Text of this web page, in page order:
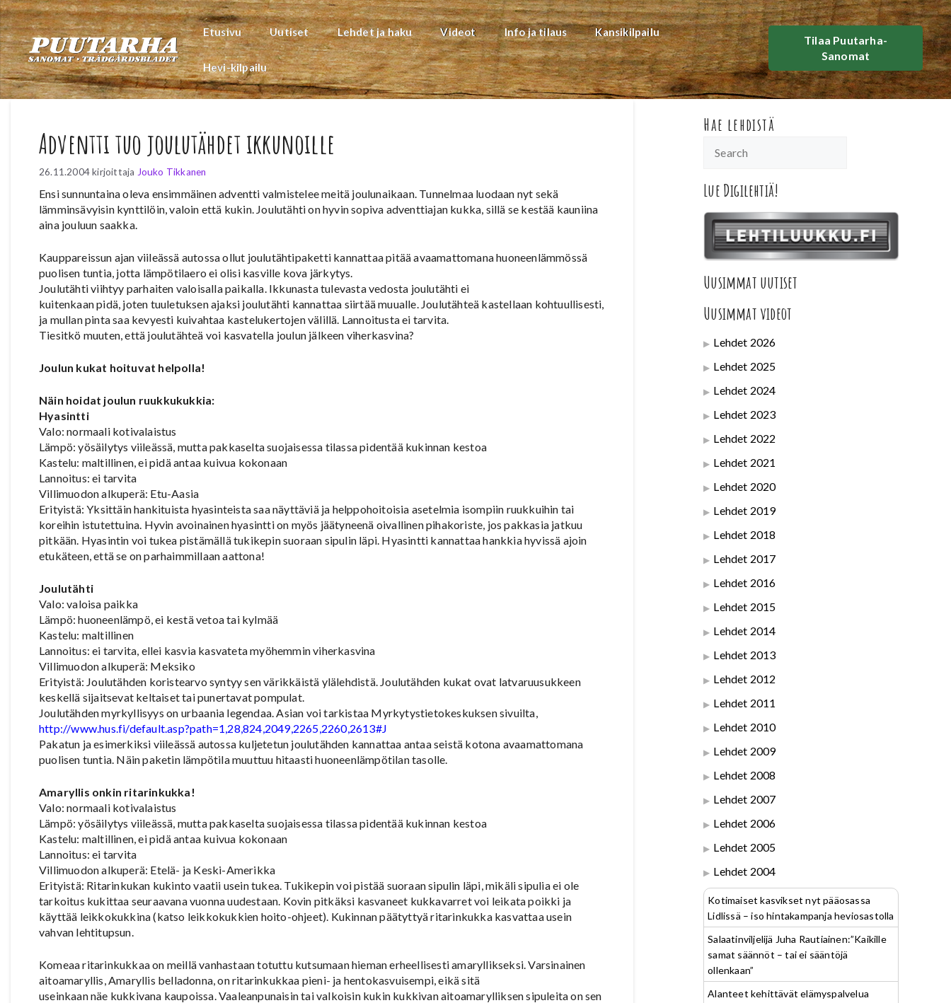
Siirry
sisältöön
Etusivu Uutiset Lehdet ja haku Videot Info ja tilaus Kansikilpailu
Hevi-kilpailu
Tilaa Puutarha-
Sanomat
Adventti tuo joulutähdet ikkunoille
26.11.2004 kirjoittaja Jouko Tikkanen
Ensi sunnuntaina oleva ensimmäinen adventti valmistelee meitä joulunaikaan. Tunnelmaa luodaan nyt sekä
lämminsävyisin kynttilöin, valoin että kukin. Joulutähti on hyvin sopiva adventtiajan kukka, sillä se kestää kauniina
aina jouluun saakka.
Kauppareissun ajan viileässä autossa ollut joulutähtipaketti kannattaa pitää avaamattomana huoneenlämmössä
puolisen tuntia, jotta lämpötilaero ei olisi kasville kova järkytys.
Joulutähti viihtyy parhaiten valoisalla paikalla. Ikkunasta tulevasta vedosta joulutähti ei
kuitenkaan pidä, joten tuuletuksen ajaksi joulutähti kannattaa siirtää muualle. Joulutähteä kastellaan kohtuullisesti,
ja mullan pinta saa kevyesti kuivahtaa kastelukertojen välillä. Lannoitusta ei tarvita.
Tiesitkö muuten, että joulutähteä voi kasvatella joulun jälkeen viherkasvina?
Joulun kukat hoituvat helpolla!
Näin hoidat joulun ruukkukukkia:
Hyasintti
Valo: normaali kotivalaistus
Lämpö: yösäilytys viileässä, mutta pakkaselta suojaisessa tilassa pidentää kukinnan kestoa
Kastelu: maltillinen, ei pidä antaa kuivua kokonaan
Lannoitus: ei tarvita
Villimuodon alkuperä: Etu-Aasia
Erityistä: Yksittäin hankituista hyasinteista saa näyttäviä ja helppohoitoisia asetelmia isompiin ruukkuihin tai
koreihin istutettuina. Hyvin avoinainen hyasintti on myös jäätyneenä oivallinen pihakoriste, jos pakkasia jatkuu
pitkään. Hyasintin voi tukea pistämällä tukikepin suoraan sipulin läpi. Hyasintti kannattaa hankkia hyvissä ajoin
etukäteen, että se on parhaimmillaan aattona!
Joulutähti
Valo: valoisa paikka
Lämpö: huoneenlämpö, ei kestä vetoa tai kylmää
Kastelu: maltillinen
Lannoitus: ei tarvita, ellei kasvia kasvateta myöhemmin viherkasvina
Villimuodon alkuperä: Meksiko
Erityistä: Joulutähden koristearvo syntyy sen värikkäistä ylälehdistä. Joulutähden kukat ovat latvaruusukkeen
keskellä sijaitsevat keltaiset tai punertavat pompulat.
Joulutähden myrkyllisyys on urbaania legendaa. Asian voi tarkistaa Myrkytystietokeskuksen sivuilta,
http://www.hus.fi/default.asp?path=1,28,824,2049,2265,2260,2613#J
Pakatun ja esimerkiksi viileässä autossa kuljetetun joulutähden kannattaa antaa seistä kotona avaamattomana
puolisen tuntia. Näin paketin lämpötila muuttuu hitaasti huoneenlämpötilan tasolle.
Amaryllis onkin ritarinkukka!
Valo: normaali kotivalaistus
Lämpö: yösäilytys viileässä, mutta pakkaselta suojaisessa tilassa pidentää kukinnan kestoa
Kastelu: maltillinen, ei pidä antaa kuivua kokonaan
Lannoitus: ei tarvita
Villimuodon alkuperä: Etelä- ja Keski-Amerikka
Erityistä: Ritarinkukan kukinto vaatii usein tukea. Tukikepin voi pistää suoraan sipulin läpi, mikäli sipulia ei ole
tarkoitus kukittaa seuraavana vuonna uudestaan. Kovin pitkäksi kasvaneet kukkavarret voi leikata poikki ja
käyttää leikkokukkina (katso leikkokukkien hoito-ohjeet). Kukinnan päätyttyä ritarinkukka kasvattaa usein
vahvan lehtitupsun.
Komeaa ritarinkukkaa on meillä vanhastaan totuttu kutsumaan hieman erheellisesti amaryllikseksi. Varsinainen
aitoamaryllis, Amaryllis belladonna, on ritarinkukkaa pieni- ja hentokasvuisempi, eikä sitä
useinkaan näe kukkivana kaupoissa. Vaaleanpunaisin tai valkoisin kukin kukkivan aitoamarylliksen sipuleita on sen
Hae lehdistä
Lue Digilehtiä!
Uusimmat uutiset
Uusimmat videot
Lehdet 2026
Lehdet 2025
Lehdet 2024
Lehdet 2023
Lehdet 2022
Lehdet 2021
Lehdet 2020
Lehdet 2019
Lehdet 2018
Lehdet 2017
Lehdet 2016
Lehdet 2015
Lehdet 2014
Lehdet 2013
Lehdet 2012
Lehdet 2011
Lehdet 2010
Lehdet 2009
Lehdet 2008
Lehdet 2007
Lehdet 2006
Lehdet 2005
Lehdet 2004
Kotimaiset kasvikset nyt pääosassa
Lidlissä – iso hintakampanja heviosastolla
Salaatinviljelijä Juha Rautiainen:”Kaikille
samat säännöt – tai ei sääntöjä
ollenkaan”
Alanteet kehittävät elämyspalvelua